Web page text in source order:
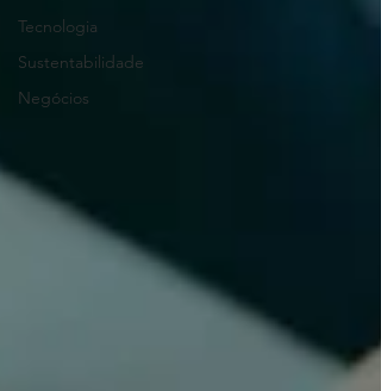
Tecnologia
Sustentabilidade
Negócios